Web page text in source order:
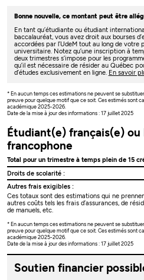
Bonne nouvelle, ce montant peut être
En tant qu’étudiante ou étudiant
baccalauréat, vous avez droit aux bourses
accordées par l’UdeM tout au long de votre
universitaire. Notez qu’une inscription à
deux trimestres s’impose pour les
qu’il est nécessaire de résider au Québec
d’études exclusivement en ligne. En savoir
* En aucun temps ces estimations ne peuvent se
preuve pour quelque motif que ce soit. Ces estimés sont
académique 2025-2026.
Date de la mise à jour des informations : 17 juillet 2025
Étudiant(e) français(e) ou
francophone
Total pour un trimestre à temps plein de 15
Droits de scolarité :
Autres frais exigibles :
Ces totaux sont des estimations qui ne
autres coûts tels les frais d’assurances, de
de manuels, etc.
* En aucun temps ces estimations ne peuvent se
preuve pour quelque motif que ce soit. Ces estimés sont
académique 2025-2026.
Date de la mise à jour des informations : 17 juillet 2025
Soutien financier